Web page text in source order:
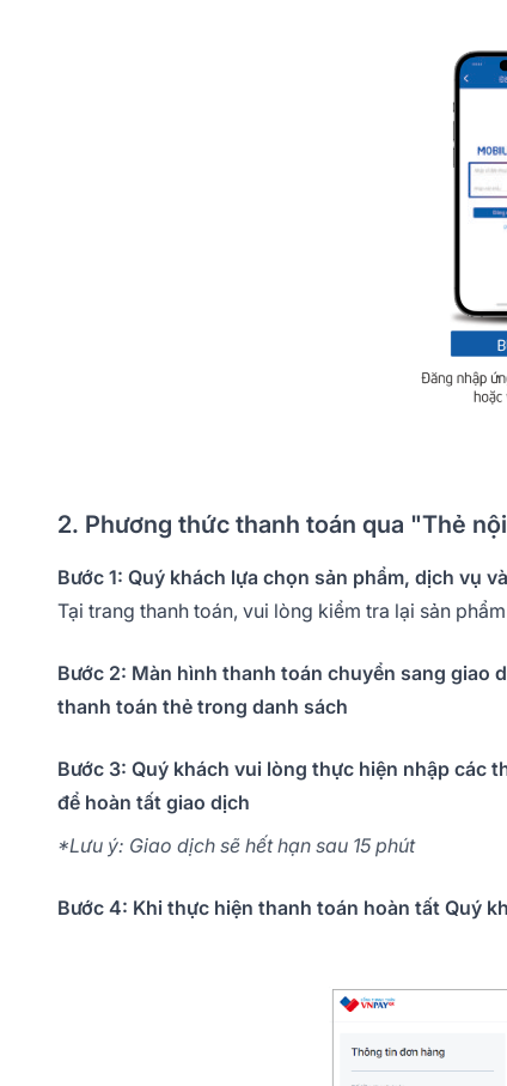
2. Phương thức thanh toán qua "Thẻ
Bước 1: Quý khách lựa chọn sản phẩm, dịch vụ
Tại trang thanh toán, vui lòng kiểm tra lại sản
Bước 2: Màn hình thanh toán chuyển sang giao
thanh toán thẻ trong danh sách
Bước 3: Quý khách vui lòng thực hiện nhập các
để hoàn tất giao dịch
*Lưu ý: Giao dịch sẽ hết hạn sau 15 phút
Bước 4: Khi thực hiện thanh toán hoàn tất Quý